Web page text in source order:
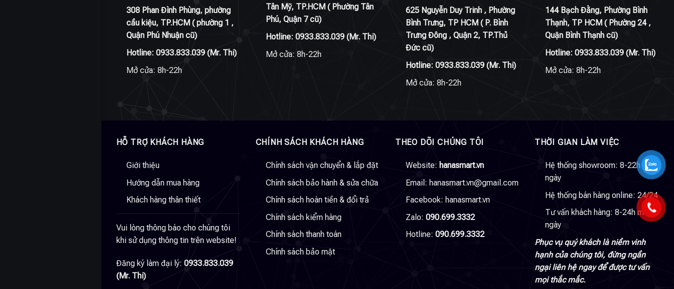
308 Phan Đình Phùng, phường
cầu kiệu, TP.HCM ( phường 1 ,
Quận Phú Nhuận cũ)
Hotline:0933.833.039 (Mr. Thi)
Mở cửa: 8h-22h
Tân Mỹ, TP.HCM ( Phường Tân
Phú, Quận 7 cũ)
Hotline:0933.833.039 (Mr. Thi)
Mở cửa: 8h-22h
625 Nguyễn Duy Trinh , Phường
Bình Trưng, TP HCM ( P. Bình
Trưng Đông , Quận 2, TP.Thủ
Đức cũ)
Hotline: 0933.833.039(Mr. Thi)
Mở cửa: 8h-22h
144 Bạch Đằng, Phường Bình
Thạnh, TP HCM ( Phường 24 ,
Quận Bình Thạnh cũ)
Hotline: 0933.833.039(Mr. Thi)
Mở cửa: 8h-22h
HỖ TRỢ KHÁCH HÀNG
Giới thiệu
Hướng dẫn mua hàng
Khách hàng thân thiết
Vui lòng thông báo cho chúng tôi
khi sử dụng thông tin trên website!
Đăng ký làm đại lý: 0933.833.039
(Mr. Thi)
CHÍNH SÁCH KHÁCH HÀNG
Chính sách vận chuyển & lắp đặt
Chính sách bảo hành & sửa chữa
Chính sách hoàn tiền & đổi trả
Chính sách kiểm hàng
Chính sách thanh toán
Chính sách bảo mật
THEO DÕI CHÚNG TÔI
Website: hanasmart.vn
Email: hanasmart.vn@gmail.com
Facebook: hanasmart.vn
Zalo: 090.699.3332
Hotline: 090.699.3332
THỜI GIAN LÀM VIỆC
Hệ thống showroom: 8-22h mỗi
ngày
Hệ thống bán hàng online: 24/24
Tư vấn khách hàng: 8-24h mỗi
ngày
Phục vụ quý khách là niềm vinh
hạnh của chúng tôi, đừng ngần
ngại liên hệ ngay để được tư vấn
mọi thắc mắc.